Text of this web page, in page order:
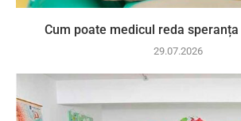
Cum poate medicul reda
29.07.2026